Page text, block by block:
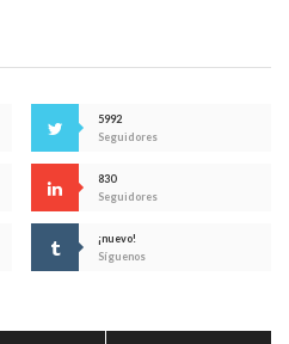
5992
Seguidores
830
Seguidores
¡nuevo!
Síguenos